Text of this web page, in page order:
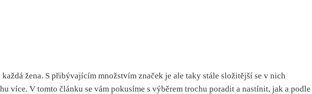
žena. S přibývajícím množstvím značek je ale taky stále složitější se v nich
více. V tomto článku se vám pokusíme s výběrem trochu poradit a nastínit, jak a podle